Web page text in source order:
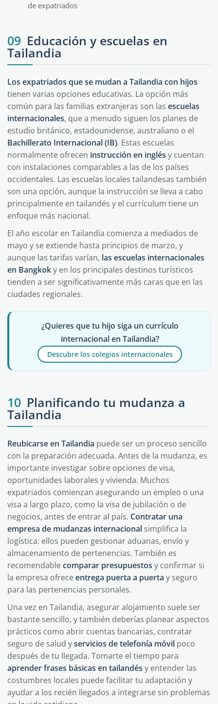
de expatriados
09 Educación y escuelas en
Tailandia
Los expatriados que se mudan a Tailandia con hijos
tienen varias opciones educativas. La opción más
común para las familias extranjeras son las escuelas
internacionales, que a menudo siguen los planes de
estudio británico, estadounidense, australiano o el
Bachillerato Internacional (IB). Estas escuelas
normalmente ofrecen instrucción en inglés y cuentan
con instalaciones comparables a las de los países
occidentales. Las escuelas locales tailandesas también
son una opción, aunque la instrucción se lleva a cabo
principalmente en tailandés y el currículum tiene un
enfoque más nacional.
El año escolar en Tailandia comienza a mediados de
mayo y se extiende hasta principios de marzo, y
aunque las tarifas varían, las escuelas internacionales
en Bangkoky en los principales destinos turísticos
tienden a ser significativamente más caras que en las
ciudades regionales.
¿Quieres que tu hijo siga un currículo
internacional en Tailandia?
Descubre los colegios internacionales
10 Planificando tu mudanza a
Tailandia
Reubicarse en Tailandia puede ser un proceso sencillo
con la preparación adecuada. Antes de la mudanza, es
importante investigar sobre opciones de visa,
oportunidades laborales y vivienda. Muchos
expatriados comienzan asegurando un empleo o una
visa a largo plazo, como la visa de jubilación o de
negocios, antes de entrar al país. Contratar una
empresa de mudanzas internacional simplifica la
logística: ellos pueden gestionar aduanas, envío y
almacenamiento de pertenencias. También es
recomendablecomparar presupuestos y confirmar si
la empresa ofreceentrega puerta a puerta y seguro
para las pertenencias personales.
Una vez en Tailandia, asegurar alojamiento suele ser
bastante sencillo, y también deberías planear aspectos
prácticos como abrir cuentas bancarias, contratar
seguro de salud yservicios de telefonía móvil poco
después de tu llegada. Tomarte el tiempo para
aprender frases básicas en tailandés y entender las
costumbres locales puede facilitar tu adaptación y
ayudar a los recién llegados a integrarse sin problemas